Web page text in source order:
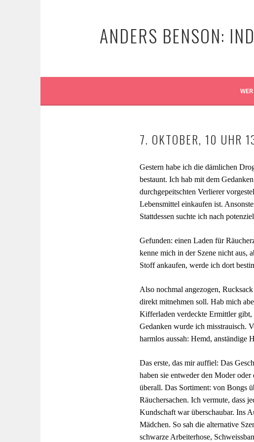
ANDERS BENSON:
7. OKTOBER, 10 UHR
Gestern habe ich die dämlichen
bestaunt. Ich hab mit dem
durchgepeitschten Verlierer
Lebensmittel einkaufen ist.
Stattdessen suchte ich nach
Gefunden: einen Laden für
kenne mich in der Szene nicht aus,
Stoff ankaufen, werde ich dort
Also nochmal angezogen,
direkt mitnehmen soll. Hab mich
Kifferladen verdeckte Ermittler
Gedanken wurde ich misstrauisch.
harmlos aussah: Hemd, anständige
Das erste, das mir auffiel: Das
haben sie entweder den Moder
überall. Das Sortiment: von Bongs
Räuchersachen. Ich vermute, dass
Kundschaft war überschaubar. Ins
Mädchen. So sah die alternative
schwarze Arbeiterhose,